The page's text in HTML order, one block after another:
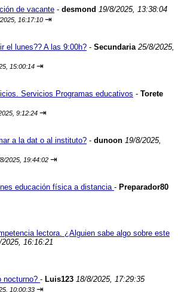
de vacante - desmond 19/8/2025, 13:38:04
16:17:10 ⇥
el lunes?? A las 9:00h? - Secundaria 25/8/2025,
15:00:14 ⇥
Servicios Programas educativos - Torete
9:12:24 ⇥
a la dat o al instituto? - dunoon 19/8/2025,
2025, 19:44:02 ⇥
educación física a distancia - Preparador80
lectora. ¿Alguien sabe algo sobre este
16:16:21
nocturno? - Luis123 18/8/2025, 17:29:35
10:00:33 ⇥